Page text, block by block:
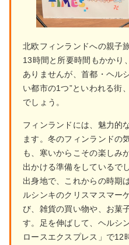
北欧フィンランドへの親子
13時間と所要時間もかかり
ありませんが、首都・ヘル
い都市の1つ”といわれる街
でしょう。
フィンランドには、魅力的
ます。冬のフィンランド
も、寒いからこその楽しみ
出かける準備をしているで
出身地で、これからの時期
ルシンキのクリスマスマー
び、雑貨の買い物や、お菓
す。足を伸ばして、ヘルシ
ロースエクスプレス」で12